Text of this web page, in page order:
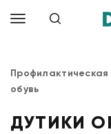
обувь
ДУТИКИ